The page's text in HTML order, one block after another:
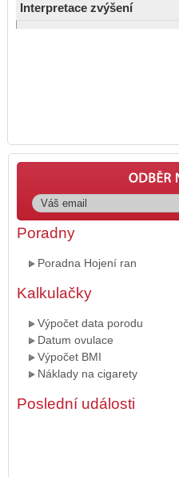
Interpretace zvýšení
Poradny
Poradna Hojení ran
Kalkulačky
Výpočet data porodu
Datum ovulace
Výpočet BMI
Náklady na cigarety
Poslední události